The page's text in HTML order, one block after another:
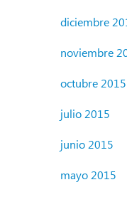
diciembre
noviembre
octubre 2015
julio 2015
junio 2015
mayo 2015